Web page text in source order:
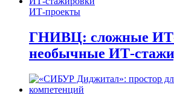
ИТ-проекты
ГНИВЦ: сложные
необычные